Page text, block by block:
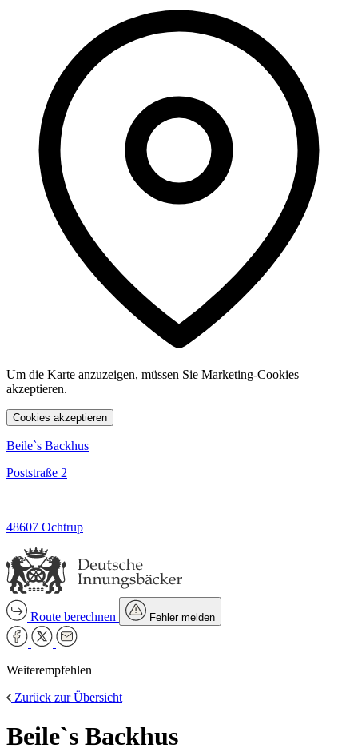
Um die Karte anzuzeigen, müssen Sie Marketing-Cookies
akzeptieren.
Cookies akzeptieren
Beile`s Backhus
Poststraße 2
48607 Ochtrup
Route berechnen Fehler melden
Weiterempfehlen
Zurück zur Übersicht
Beile`s Backhus